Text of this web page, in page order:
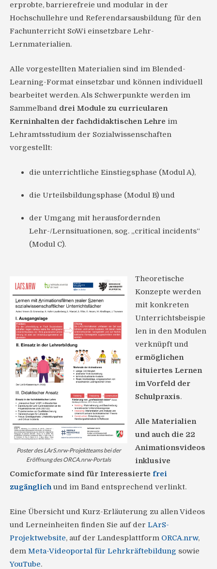
erprobte, barrierefreie und modular in der
Hochschullehre und Referendarsausbildung für den
Fachunterricht SoWi einsetzbare Lehr-
Lernmaterialien.
Alle vorgestellten Materialien sind im Blended-
Learning-Format einsetzbar und können individuell
bearbeitet werden. Als Schwerpunkte werden im
Sammelband drei Module zu curricularen
Kerninhalten der fachdidaktischen Lehre im
Lehramtsstudium der Sozialwissenschaften
vorgestellt:
die unterrichtliche Einstiegsphase (Modul A),
die Urteilsbildungsphase (Modul B) und
der Umgang mit herausfordernden
Lehr-/Lernsituationen, sog. „critical incidents“
(Modul C).
Poster des LArS.nrw-Projektteams bei der
Eröffnung des ORCA.nrw-Portals
Theoretische
Konzepte werden
mit konkreten
Unterrichtsbeispie
len in den Modulen
verknüpft und
ermöglichen
situiertes Lernen
im Vorfeld der
Schulpraxis.
Alle Materialien
und auch die 22
Animationsvideos
inklusive
Comicformate sind für Interessierte frei
zugänglichund im Band entsprechend verlinkt.
Eine Übersicht und Kurz-Erläuterung zu allen Videos
und Lerneinheiten finden Sie auf der LArS-
Projektwebsite, auf der Landesplattform ORCA.nrw,
dem Meta-Videoportal für Lehrkräftebildung sowie
YouTube.